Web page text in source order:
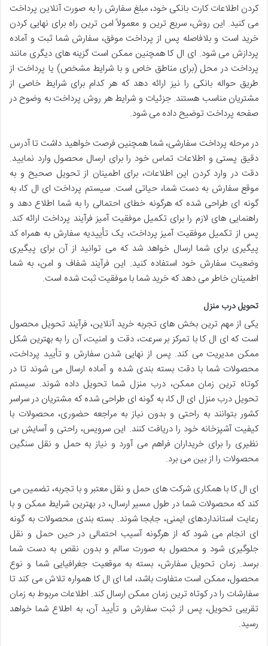
کردن اطلاعات کارت بانکی خود، مبلغ سفارش را به صورت آنلاین پرداخت
می کنید. این روش، سریع ترین و معمولاً امن ترین راه برای نهایی کردن
خرید است و بلافاصله پس از پرداخت موفق، سفارش شما ثبت و آماده
پردازش می شود. ای ال کا همچنین ممکن است گزینه های دیگری مانند
پرداخت در محل (برای مناطق خاص و با شرایط مشخص) یا پرداخت از
طریق حواله بانکی را نیز ارائه دهد که هر کدام برای شرایط خاصی از
مشتریان مناسب هستند. جزئیات و شرایط هر روش پرداخت به وضوح در
صفحه پرداخت توضیح داده می شود.
در مرحله پرداخت سفارشی، شما همچنین فرصت خواهید داشت تا آدرس
دقیق پستی و اطلاعات تماس خود را برای ارسال محصول وارد نمایید.
دقت در وارد کردن این اطلاعات، برای اطمینان از تحویل صحیح و به
موقع سفارش به دست شما، حیاتی است. سیستم پرداخت ای ال کا، به
گونه ای طراحی شده که هرگونه خطای احتمالی را به شما اطلاع دهد و
راهنمایی های لازم را برای تکمیل موفقیت آمیز فرآیند پرداخت ارائه کند.
پس از تکمیل موفقیت آمیز پرداخت، یک تأییدیه سفارش به همراه کد
پیگیری برای شما ارسال خواهد شد که می توانید از آن برای پیگیری
وضعیت سفارش خود استفاده کنید. این فرآیند شفاف و امن، به شما
اطمینان خاطر می دهد که خرید شما با موفقیت ثبت شده است.
تحویل درب منزل
یکی از مهم ترین بخش های تجربه خرید آنلاین، فرآیند تحویل محصول
است که ای ال کا با تمرکز بر سرعت، دقت و امنیت، آن را به بهترین شکل
ممکن مدیریت می کند. پس از نهایی شدن سفارش و تأیید پرداخت،
محصولات شما با دقت بسته بندی شده و آماده ارسال می شوند تا در
کوتاه ترین زمان ممکن، درب منزل شما تحویل داده شوند. سیستم
تحویل درب منزل ای ال کا، به گونه ای طراحی شده که مشتریان در سراسر
کشور بتوانند به راحتی و بدون نیاز به مراجعه حضوری، محصولات با
کیفیت آشپزخانه خود را دریافت کنند. این سرویس، راحتی و آسایش بی
نظیری را برای خریداران فراهم می آورد و نیاز به حمل و نقل سنگین
محصولات را از بین می برد.
ای ال کا با همکاری شرکت های حمل و نقل معتبر و با تجربه، تضمین می
کند که محصولات شما در طول مسیر ارسال، در بهترین شرایط ممکن و با
رعایت استانداردهای ایمنی، جابجا شوند. بسته بندی محصولات به گونه
ای انجام می شود که از هرگونه آسیب احتمالی در حین حمل و نقل
جلوگیری شود و محصول به صورت سالم و بدون نقص به دست شما
برسد. زمان تحویل سفارش، بسته به موقعیت جغرافیایی شما و نوع
محصول، ممکن است متفاوت باشد، اما ای ال کا همواره تلاش می کند تا
سفارشات را در کوتاه ترین زمان ممکن ارسال کند. اطلاعات مربوط به زمان
تقریبی تحویل، پس از ثبت سفارش و تأیید آن، به اطلاع شما خواهد
رسید.